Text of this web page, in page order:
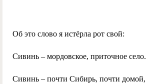
Об это слово я истёрла рот свой:
Сивинь – мордовское, приточное село.
Сивинь – почти Сибирь, почти домой,